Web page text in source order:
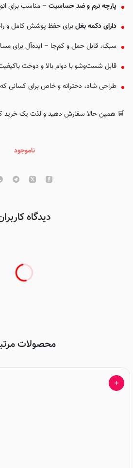
پارچه نرم و ضد حساسیت– مناسب برای
دارای دکمه بغلبرای حفظ پوشش کامل و
سبک، قابل حمل و کم‌جا – ایده‌آل برای
قابل شست‌وشو با دوام بالا و دوخت
طراحی شاد، دخترانه و خاص برای کسانی
🛒 همین حالا سفارش دهید و لذت یک خرید
ناموجود
دیدگاه
محصولات